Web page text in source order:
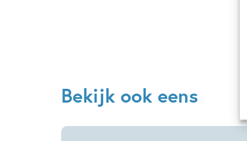
Bekijk ook eens